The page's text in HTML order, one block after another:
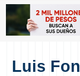
Luis